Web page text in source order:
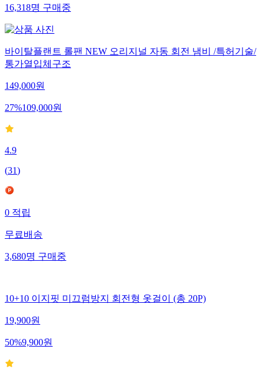
16,318명 구매중
바이탈플랜트 롤팬 NEW 오리지널 자동 회전 냄비 /특허기술/
통가열입체구조
149,000원
27%109,000원
4.9
(31)
0 적립
무료배송
3,680명 구매중
10+10 이지핏 미끄럼방지 회전형 옷걸이 (총 20P)
19,900원
50%9,900원